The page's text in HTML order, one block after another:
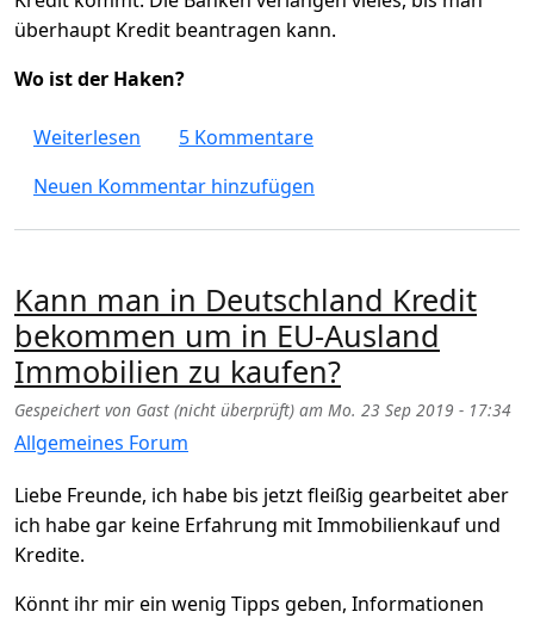
überhaupt Kredit beantragen kann.
Wo ist der Haken?
Weiterlesen über Kredit über 1000€ ganz einfach? Wo
5 Kommentare
Neuen Kommentar hinzufügen
Kann man in Deutschland Kredit
bekommen um in EU-Ausland
Immobilien zu kaufen?
Gespeichert von Gast (nicht überprüft) am Mo. 23 Sep 2019 - 17:34
Allgemeines Forum
Liebe Freunde, ich habe bis jetzt fleißig gearbeitet aber
ich habe gar keine Erfahrung mit Immobilienkauf und
Kredite.
Könnt ihr mir ein wenig Tipps geben, Informationen